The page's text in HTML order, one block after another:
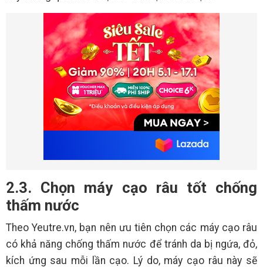
2.3. Chọn máy cạo râu tốt chống
thấm nước
Theo Yeutre.vn, bạn nên ưu tiên chọn các máy cạo râu
có khả năng chống thấm nước để tránh da bị ngứa, đỏ,
kích ứng sau mỗi lần cạo. Lý do, máy cạo râu này sẽ